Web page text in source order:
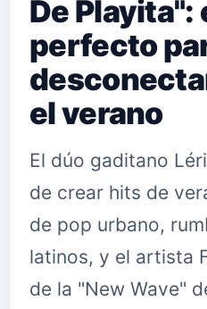
De Playita":
perfecto
el verano
El dúo gaditano
de crear hits de
de pop urbano,
latinos, y el artista
de la "New Wave"